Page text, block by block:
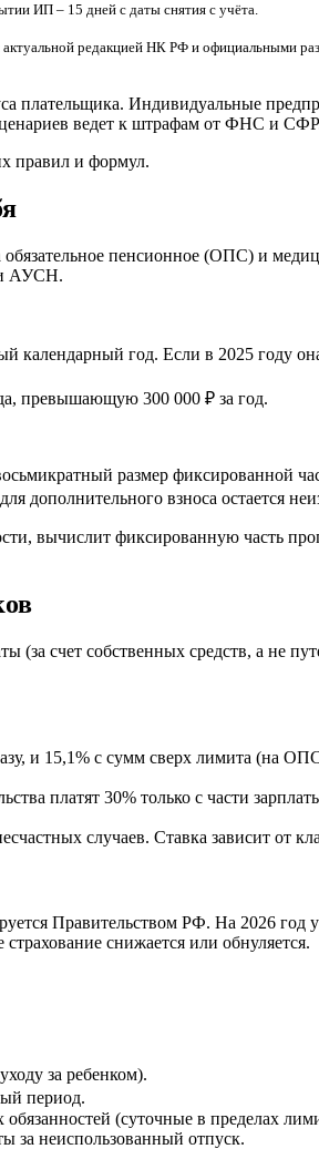
ИП – 15 дней с даты снятия с учёта.
актуальной редакцией НК РФ и
плательщика. Индивидуальные
ведет к штрафам от ФНС и
правил и формул.
пенсионное (ОПС) и
АУСН.
календарный год. Если в 2025 году
превышающую 300 000 ₽ за год.
размер фиксированной
дополнительного взноса остается
вычислит фиксированную часть
(за счет собственных средств, а не
и 15,1% с сумм сверх лимита (на
платят 30% только с части
случаев. Ставка зависит
Правительством РФ. На 2026
снижается или обнуляется.
за ребенком).
период.
(суточные в пределах
за неиспользованный отпуск.